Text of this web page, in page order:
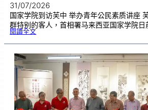
31/07/2026
国家学院到访芙中 举办青年公民素质讲座
群特别的客人，首相署马来西亚国家学院
閱讀全文:努
国
学
院
到
访
中
分
享
青
年
领
袖
素
质
讲
座